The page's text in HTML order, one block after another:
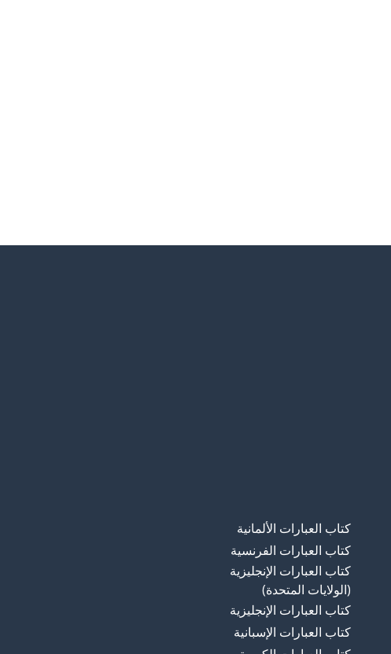
كتاب العبارات الألمانية
كتاب العبارات الفرنسية
كتاب العبارات الإنجليزية
(الولايات المتحدة)
كتاب العبارات الإنجليزية
كتاب العبارات الإسبانية